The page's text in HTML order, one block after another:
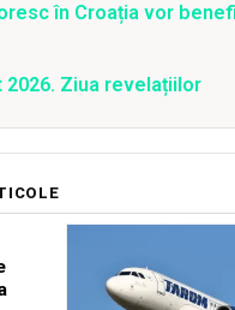
în Croația vor
Ziua revelațiilor